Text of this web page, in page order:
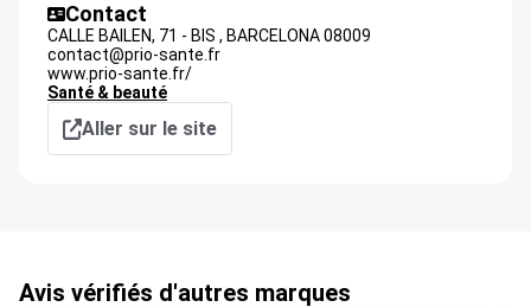
Contact
CALLE BAILEN, 71 - BIS , BARCELONA08009
contact@prio-sante.fr
www.prio-sante.fr/
Santé & beauté
Aller sur le site
Avis vérifiés d'autres marques